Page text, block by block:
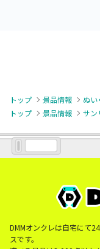
トップ 景品情報 ぬい
トップ
景品情報 サン
DMMオンクレは自宅にて
スです。